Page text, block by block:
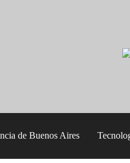
de Buenos Aires